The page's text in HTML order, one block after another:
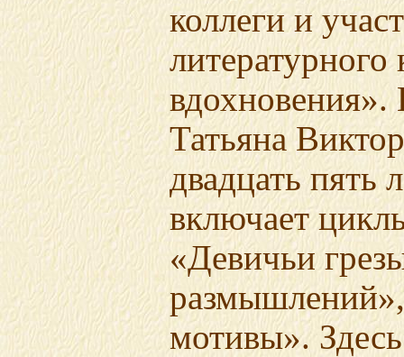
коллеги и
вдохновения».
Татьяна
двадцать пять
включает
«Девичьи
мотивы».